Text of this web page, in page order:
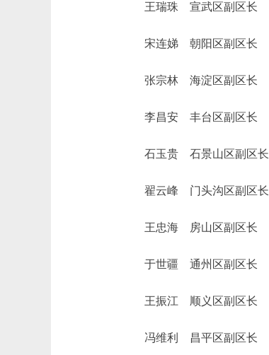
王瑞珠 宣武区副区长
宋连娣 朝阳区副区长
张宗林 海淀区副区长
李昌安 丰台区副区长
石玉贵 石景山区副区长
翟云峰 门头沟区副区长
王忠海 房山区副区长
于世疆 通州区副区长
王振江 顺义区副区长
冯维利 昌平区副区长